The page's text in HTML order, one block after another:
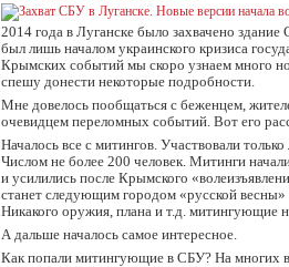
2014 года в Луганске было захвачено
был лишь началом украинского кризиса
Крымских событий мы скоро узнаем много
спешу донести некоторые подробности.
Мне довелось пообщаться с беженцем,
очевидцем переломных событий. Вот его
Началось все с митингов. Участвовали
Числом не более 200 человек. Митинги
и усилились после Крымского
станет следующим городом «русской
Никакого оружия, плана и т.д. митингующие
А дальше началось самое интересное.
Как попали митингующие в СБУ? На многих